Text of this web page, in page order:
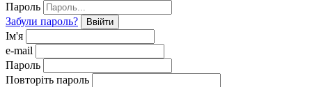
Пароль
Забули пароль?
Ввійти
Ім'я
e-mail
Пароль
Повторіть пароль